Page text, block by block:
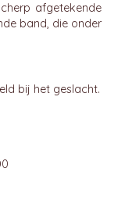
afgetekende
band, die onder
bij het geslacht.